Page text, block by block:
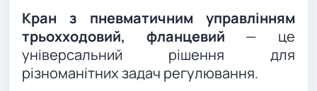
Кран з пневматичним управлінням
трьохходовий, фланцевий — це
універсальний рішення для
різноманітних задач регулювання.